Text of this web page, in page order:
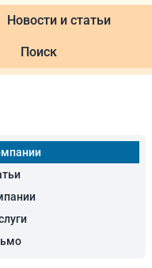
Новости и статьи
Поиск